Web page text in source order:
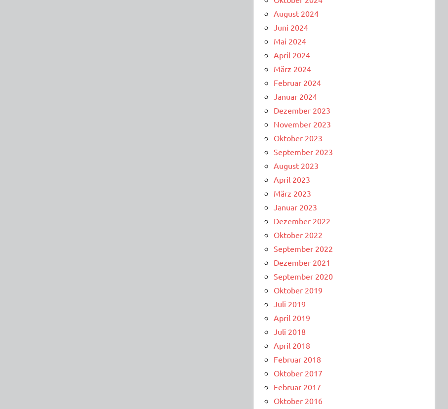
August 2024
Juni 2024
Mai 2024
April 2024
März 2024
Februar 2024
Januar 2024
Dezember 2023
November 2023
Oktober 2023
September 2023
August 2023
April 2023
März 2023
Januar 2023
Dezember 2022
Oktober 2022
September 2022
Dezember 2021
September 2020
Oktober 2019
Juli 2019
April 2019
Juli 2018
April 2018
Februar 2018
Oktober 2017
Februar 2017
Oktober 2016